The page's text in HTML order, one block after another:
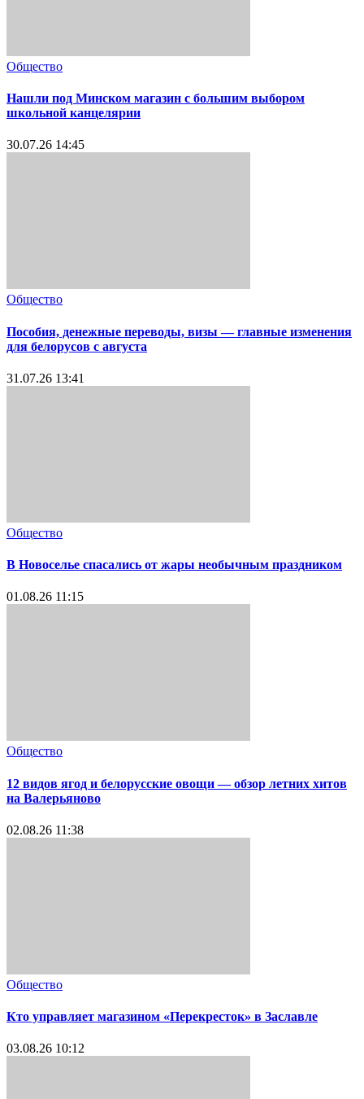
Общество
Нашли под Минском магазин с большим выбором
школьной канцелярии
30.07.26 14:45
Общество
Пособия, денежные переводы, визы — главные изменения
для белорусов с августа
31.07.26 13:41
Общество
В Новоселье спасались от жары необычным праздником
01.08.26 11:15
Общество
12 видов ягод и белорусские овощи — обзор летних хитов
на Валерьяново
02.08.26 11:38
Общество
Кто управляет магазином «Перекресток» в Заславле
03.08.26 10:12